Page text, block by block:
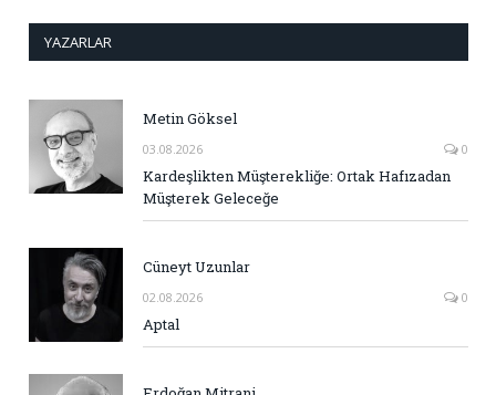
YAZARLAR
Metin Göksel
03.08.2026 0
Kardeşlikten Müşterekliğe: Ortak Hafızadan
Müşterek Geleceğe
Cüneyt Uzunlar
02.08.2026 0
Aptal